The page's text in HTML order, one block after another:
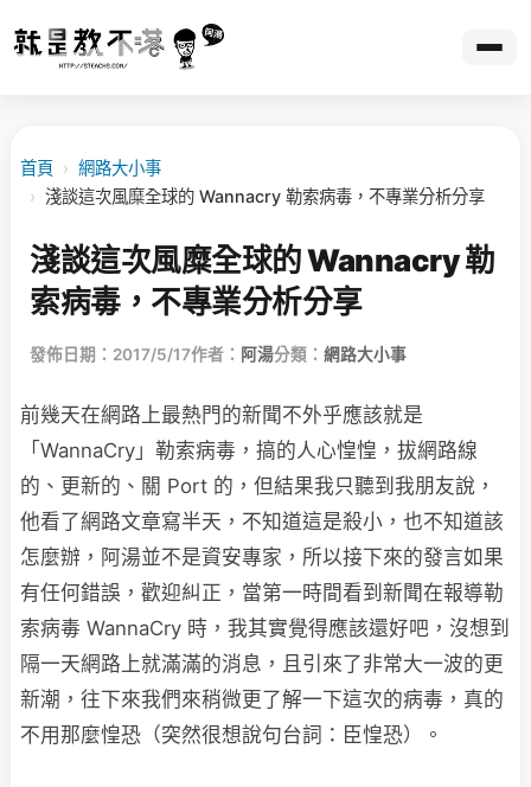
首頁 › 網路大小事
› 淺談這次風糜全球的 Wannacry 勒索病毒，不專業分析分享
淺談這次風糜全球的 Wannacry 勒
索病毒，不專業分析分享
發佈日期：2017/5/17作者： 阿湯分類： 網路大小事
前幾天在網路上最熱門的新聞不外乎應該就是
「WannaCry」勒索病毒，搞的人心惶惶，拔網路線
的、更新的、關 Port 的，但結果我只聽到我朋友說，
他看了網路文章寫半天，不知道這是殺小，也不知道該
怎麼辦，阿湯並不是資安專家，所以接下來的發言如果
有任何錯誤，歡迎糾正，當第一時間看到新聞在報導勒
索病毒 WannaCry 時，我其實覺得應該還好吧，沒想到
隔一天網路上就滿滿的消息，且引來了非常大一波的更
新潮，往下來我們來稍微更了解一下這次的病毒，真的
不用那麼惶恐（突然很想說句台詞：臣惶恐）。